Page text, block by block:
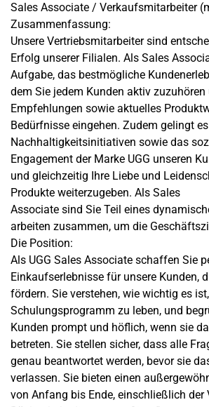
Sales Associate / Verkaufsmitarbeiter
Zusammenfassung:
Unsere Vertriebsmitarbeiter sind
Erfolg unserer Filialen. Als Sales
Aufgabe, das bestmögliche
dem Sie jedem Kunden aktiv
Empfehlungen sowie aktuelles
Bedürfnisse eingehen. Zudem gelingt
Nachhaltigkeitsinitiativen sowie das
Engagement der Marke UGG unseren
und gleichzeitig Ihre Liebe und
Produkte weiterzugeben. Als Sales
Associate sind Sie Teil eines
arbeiten zusammen, um die
Die Position:
Als UGG Sales Associate schaffen Sie
Einkaufserlebnisse für unsere Kunden,
fördern. Sie verstehen, wie wichtig es
Schulungsprogramm zu leben, und
Kunden prompt und höflich, wenn sie
betreten. Sie stellen sicher, dass alle
genau beantwortet werden, bevor sie
verlassen. Sie bieten einen
von Anfang bis Ende, einschließlich der